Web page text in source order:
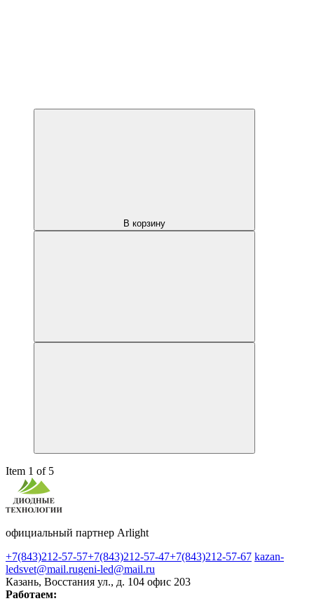
В корзину
Item 1 of 5
официальный партнер Arlight
+7(843)212-57-57+7(843)212-57-47+7(843)212-57-67 kazan-
ledsvet@mail.rugeni-led@mail.ru
Казань, Восстания ул., д. 104 офис 203
Работаем: